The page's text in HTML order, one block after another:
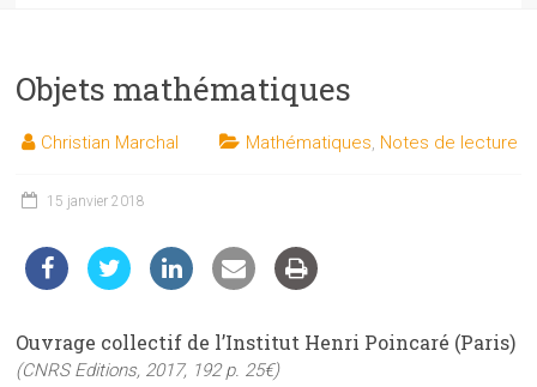
les
et
techniques
du
public
Objets mathématiques
Christian Marchal Mathématiques, Notes de lecture
15 janvier 2018
Ouvrage collectif de l’Institut Henri Poincaré (Paris)
(CNRS Editions, 2017, 192 p. 25€)